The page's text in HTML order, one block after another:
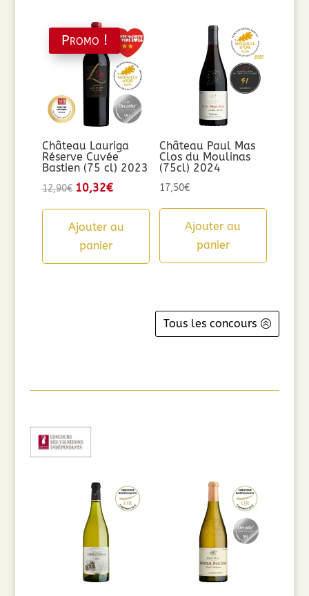
Promo !
Château Lauriga
Réserve Cuvée
Bastien (75 cl) 2023
12,90€ Le
initial
était :
10,32€Le
actuel
est :
Ajouter au
panier
Château Paul Mas
Clos du Moulinas
(75cl) 2024
17,50€
Ajouter au
panier
Tous les concours